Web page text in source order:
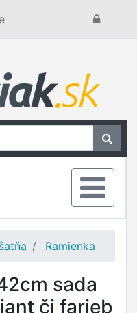
Ramienka
sada
či farieb